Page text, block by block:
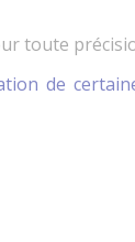
toute
de